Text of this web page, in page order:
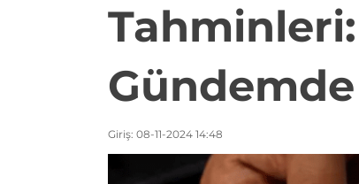
Gündemde
Giriş: 08-11-2024 14:48